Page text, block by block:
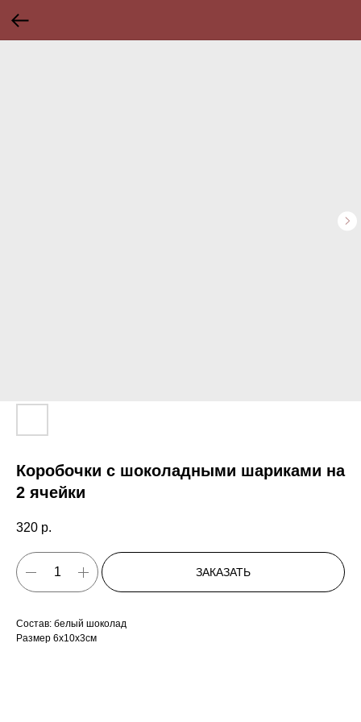
Коробочки с шоколадными шариками на
2 ячейки
320 р.
ЗАКАЗАТЬ
Состав: белый шоколад
Размер 6x10x3см